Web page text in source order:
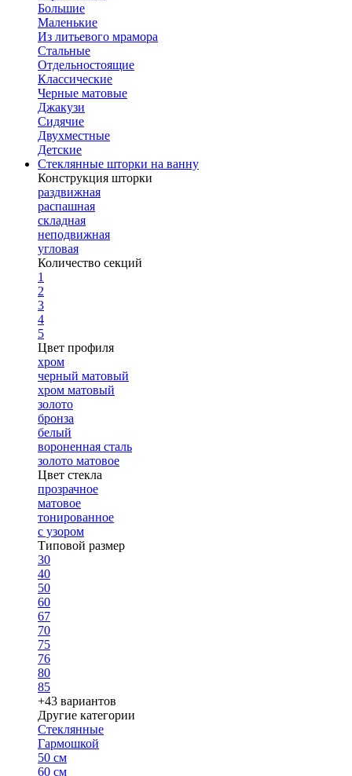
Большие
Маленькие
Из литьевого мрамора
Стальные
Отдельностоящие
Классические
Черные матовые
Джакузи
Сидячие
Двухместные
Детские
Стеклянные шторки на ванну
Конструкция шторки
раздвижная
распашная
складная
неподвижная
угловая
Количество секций
1
2
3
4
5
Цвет профиля
хром
черный матовый
хром матовый
золото
бронза
белый
вороненная сталь
золото матовое
Цвет стекла
прозрачное
матовое
тонированное
с узором
Типовой размер
30
40
50
60
67
70
75
76
80
85
+43 вариантов
Другие категории
Стеклянные
Гармошкой
50 см
60 см